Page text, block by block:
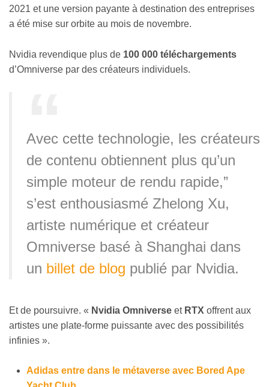
2021 et une version payante à destination des entreprises
a été mise sur orbite au mois de novembre.
Nvidia revendique plus de 100 000 téléchargements
d’Omniverse par des créateurs individuels.
Avec cette technologie, les créateurs
de contenu obtiennent plus qu’un
simple moteur de rendu rapide,”
s’est enthousiasmé Zhelong Xu,
artiste numérique et créateur
Omniverse basé à Shanghai dans
un billet de blog publié par Nvidia.
Et de poursuivre. « Nvidia Omniverse et RTX offrent aux
artistes une plate-forme puissante avec des possibilités
infinies ».
Adidas entre dans le métaverse avec Bored Ape